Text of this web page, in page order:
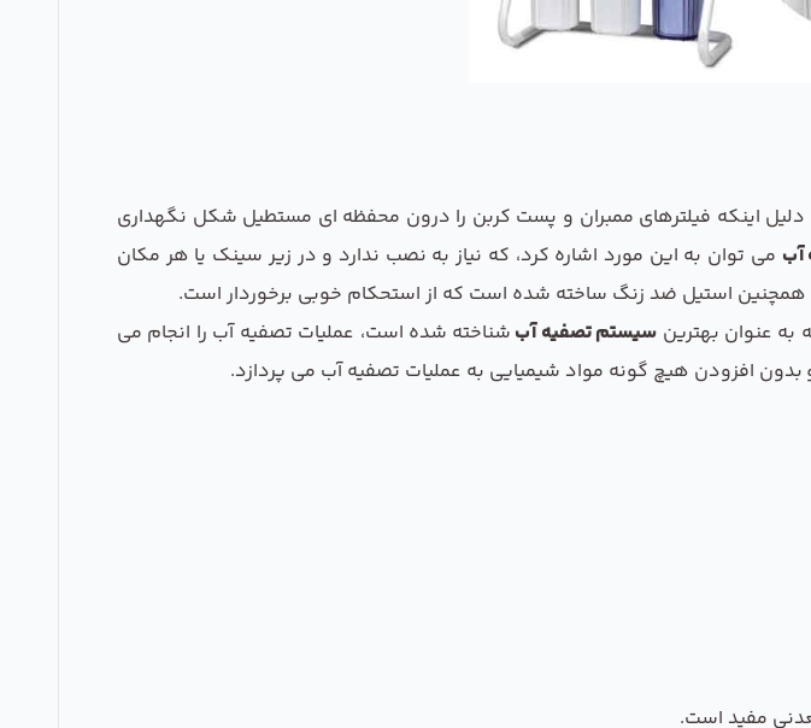
دلیل اینکه فیلترهای ممبران و پست کربن را درون محفظه ای مستطیل شکل نگهداری
آب می توان به این مورد اشاره کرد، که نیاز به نصب ندارد و در زیر سینک یا هر مکان
و همچنین استیل ضد زنگ ساخته شده است که از استحکام خوبی برخوردار است.
سیستم تصفیه آب شناخته شده است، عملیات تصفیه آب را انجام می
مفید است.